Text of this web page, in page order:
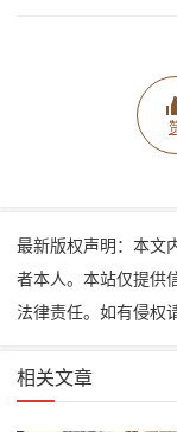
最新版权声明：本文
者本人。本站仅提供
法律责任。如有侵权
相关文章